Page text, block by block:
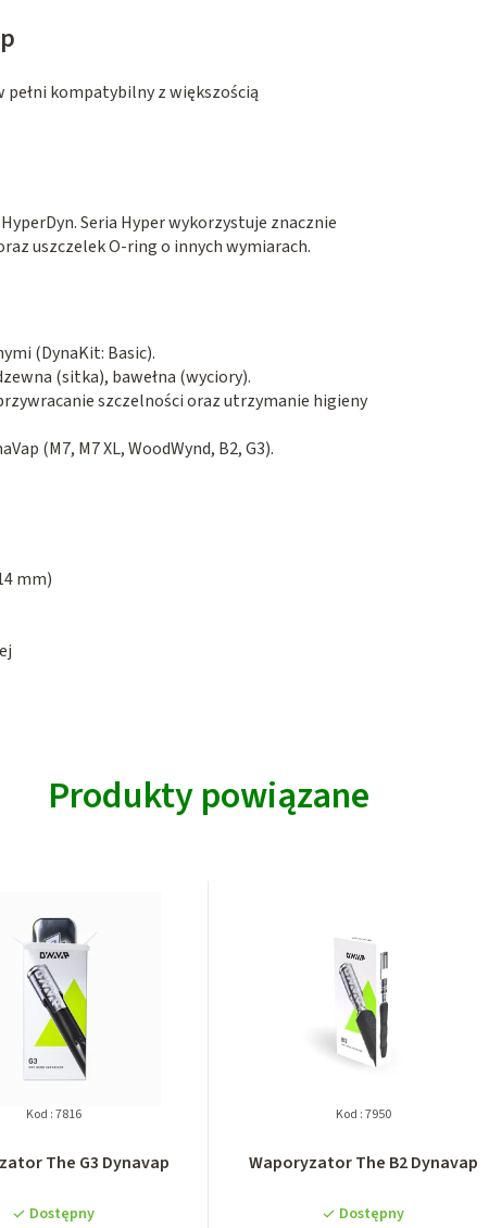
kompatybilny z większością
Seria Hyper wykorzystuje znacznie
uszczelek O-ring o innych wymiarach.
(DynaKit: Basic).
(sitka), bawełna (wyciory).
szczelności oraz utrzymanie higieny
(M7, M7 XL, WoodWynd, B2, G3).
mm)
Produkty powiązane
The G3 Dynavap
Dostępny
Kod :7816
Waporyzator The B2 Dynavap
Dostępny
Kod :7950